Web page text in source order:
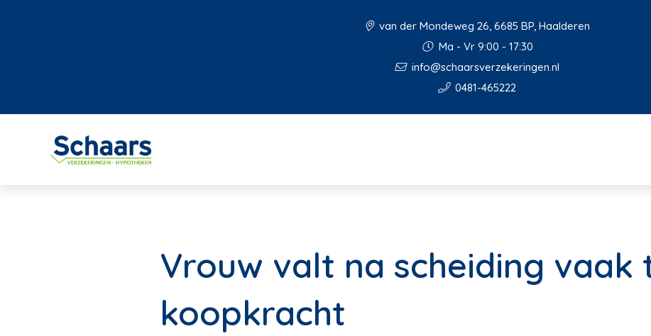
van der Mondeweg 26, 6685 BP, Haalderen
Ma - Vr 9:00 - 17:30
info@schaarsverzekeringen.nl
0481-465222
Vrouw valt na scheiding vaak
koopkracht